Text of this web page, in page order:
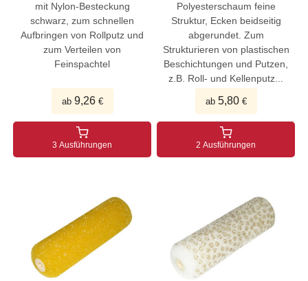
mit Nylon-Besteckung
schwarz, zum schnellen
Aufbringen von Rollputz und
zum Verteilen von
Feinspachtel
ab 9,26€
3 Ausführungen
Polyesterschaum feine
Struktur, Ecken beidseitig
abgerundet. Zum
Strukturieren von plastischen
Beschichtungen und Putzen,
z.B. Roll- und Kellenputz...
ab 5,80€
2 Ausführungen